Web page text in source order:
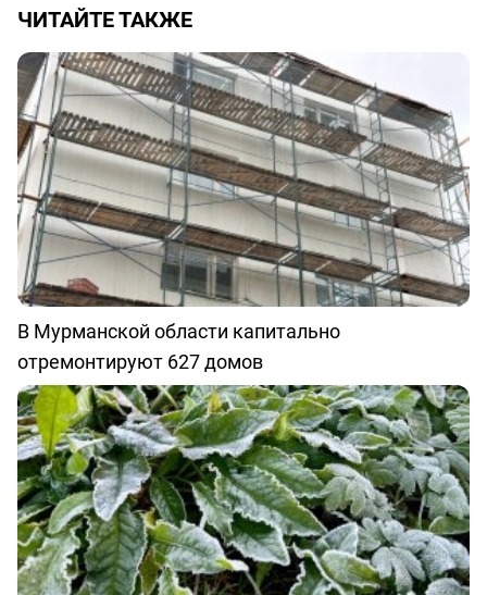
ЧИТАЙТЕ ТАКЖЕ
В Мурманской области капитально
отремонтируют 627 домов